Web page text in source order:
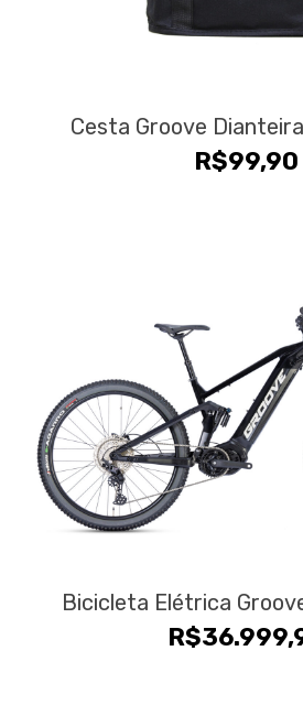
Cesta Groove
R$99,90
Bicicleta Elétrica
R$